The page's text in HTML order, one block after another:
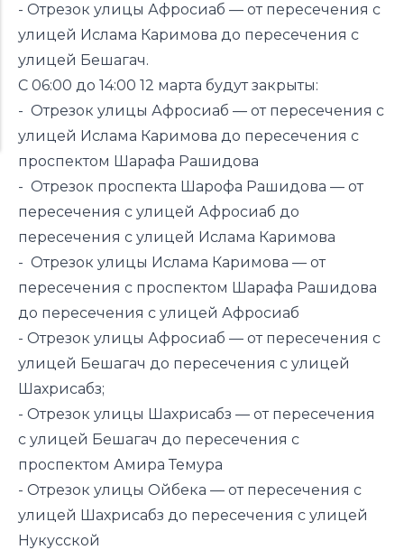
- Отрезок улицы Афросиаб — от пересечения с
улицей Ислама Каримова до пересечения с
улицей Бешагач.
С 06:00 до 14:00 12 марта будут закрыты:
- Отрезок улицы Афросиаб — от пересечения с
улицей Ислама Каримова до пересечения с
проспектом Шарафа Рашидова
- Отрезок проспекта Шарофа Рашидова — от
пересечения с улицей Афросиаб до
пересечения с улицей Ислама Каримова
- Отрезок улицы Ислама Каримова — от
пересечения с проспектом Шарафа Рашидова
до пересечения с улицей Афросиаб
- Отрезок улицы Афросиаб — от пересечения с
улицей Бешагач до пересечения с улицей
Шахрисабз;
- Отрезок улицы Шахрисабз — от пересечения
с улицей Бешагач до пересечения с
проспектом Амира Темура
- Отрезок улицы Ойбека — от пересечения с
улицей Шахрисабз до пересечения с улицей
Нукусской